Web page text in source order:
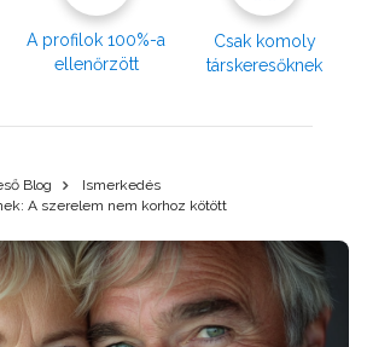
A profilok 100%-a
ellenőrzött
Csak komoly
társkeresőknek
Blog
Ismerkedés
A szerelem nem korhoz kötött